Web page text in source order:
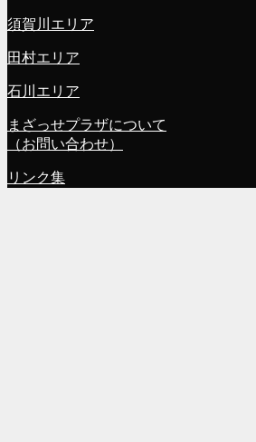
須賀川エリア
田村エリア
石川エリア
まざっせプラザについて
（お問い合わせ）
リンク集